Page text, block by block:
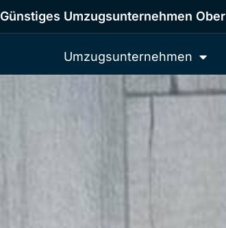
Günstiges Umzugsunternehmen
Umzugsunternehmen